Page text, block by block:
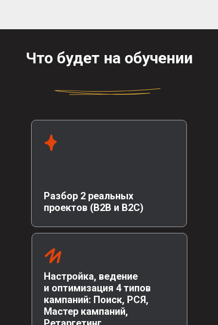
Что будет на обучении
Разбор 2 реальных
проектов (B2B и B2C)
Настройка, ведение
и оптимизация 4 типов
кампаний: Поиск, РСЯ,
Мастер кампаний,